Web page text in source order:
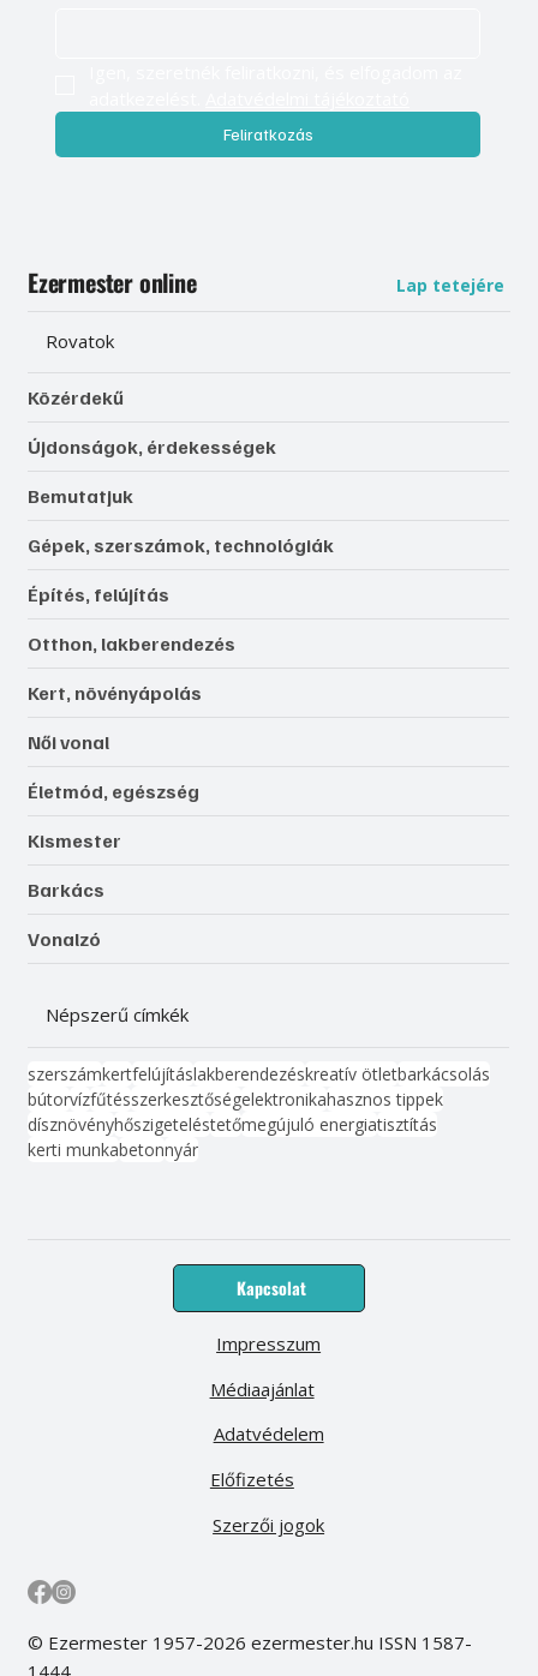
Feliratkozás
Ezermester online Lap tetejére
Rovatok
Közérdekű
Újdonságok, érdekességek
Bemutatjuk
Gépek, szerszámok, technológiák
Építés, felújítás
Otthon, lakberendezés
Kert, növényápolás
Női vonal
Életmód, egészség
Kismester
Barkács
Vonalzó
Népszerű címkék
szerszámkertfelújításlakberendezéskreatív ötletbarkácsolás
bútorvízfűtésszerkesztőségelektronikahasznos tippek
dísznövényhőszigeteléstetőmegújuló energiatisztítás
kerti munkabetonnyár
Kapcsolat
Médiaajánlat
Előfizetés
Impresszum
Adatvédelem
Szerzői jogok
© Ezermester 1957-2026 ezermester.hu ISSN 1587-
1444